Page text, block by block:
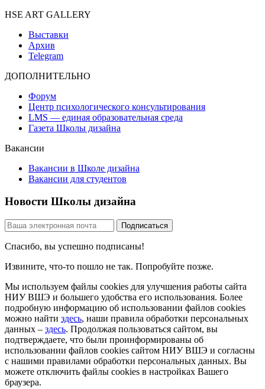
HSE ART GALLERY
Выставки
Архив
Telegram
ДОПОЛНИТЕЛЬНО
Форум
Центр психологического консультирования
LMS — единая образовательная среда
Газета Школы дизайна
Вакансии
Вакансии в Школе дизайна
Вакансии для студентов
Новости Школы дизайна
Спасибо, вы успешно подписаны!
Извините, что-то пошло не так. Попробуйте позже.
Мы используем файлы cookies для улучшения работы сайта
НИУ ВШЭ и большего удобства его использования. Более
подробную информацию об использовании файлов cookies
можно найти здесь, наши правила обработки персональных
данных – здесь. Продолжая пользоваться сайтом, вы
подтверждаете, что были проинформированы об
использовании файлов cookies сайтом НИУ ВШЭ и согласны
с нашими правилами обработки персональных данных. Вы
можете отключить файлы cookies в настройках Вашего
браузера.